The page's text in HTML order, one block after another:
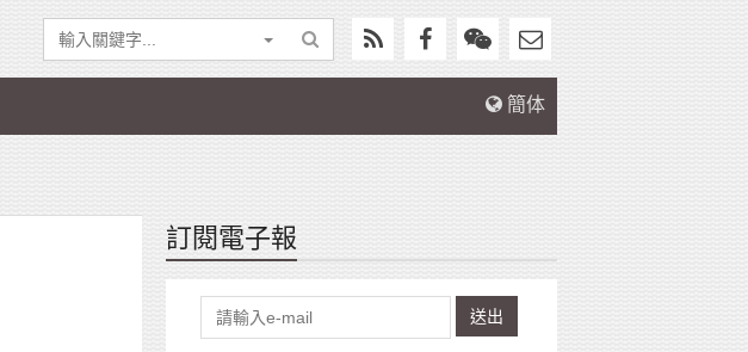
簡体
訂閱電子報
送出